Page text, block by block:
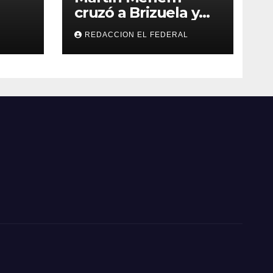
cruzó a Brizuela y
Doria por los
incendios en
Guanchín: “Miente
REDACCION EL FEDERAL